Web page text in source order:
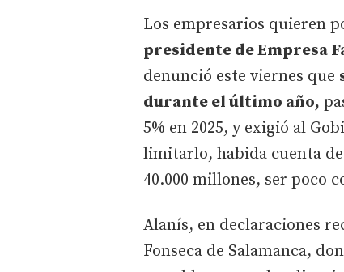
Los empresarios quieren
presidente de Empresa
denunció este viernes que
durante el último año,
5% en 2025, y exigió al
limitarlo, habida cuenta
40.000 millones, ser poco
Alanís, en declaraciones
Fonseca de Salamanca,